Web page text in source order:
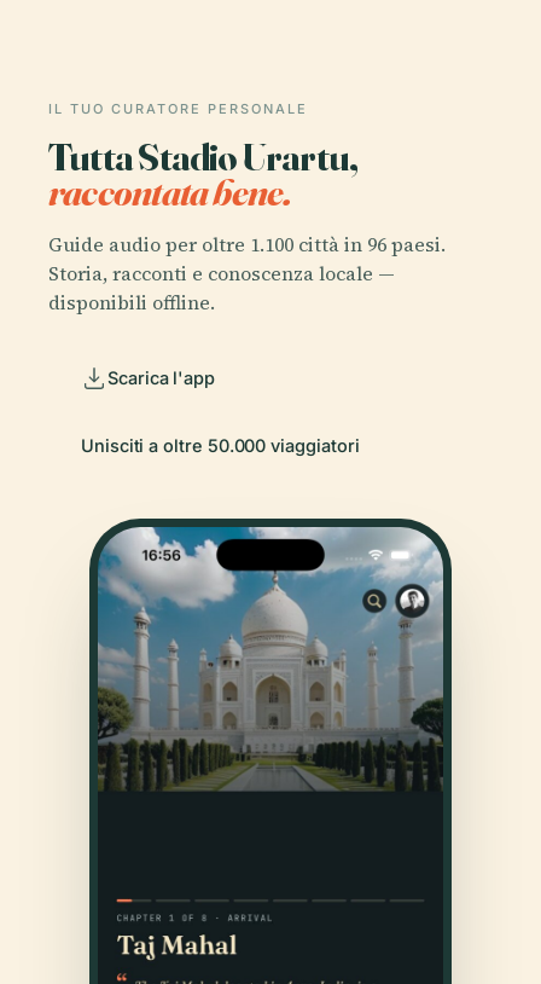
IL TUO CURATORE PERSONALE
Tutta Stadio Urartu,
raccontata bene.
Guide audio per oltre 1.100 città in 96 paesi.
Storia, racconti e conoscenza locale —
disponibili offline.
Scarica l'app
Unisciti a oltre 50.000 viaggiatori